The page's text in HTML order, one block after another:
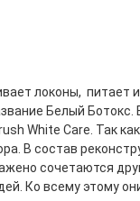
локоны,
Белый
White Care. Так
В состав
сочетаются
Ко всему этому